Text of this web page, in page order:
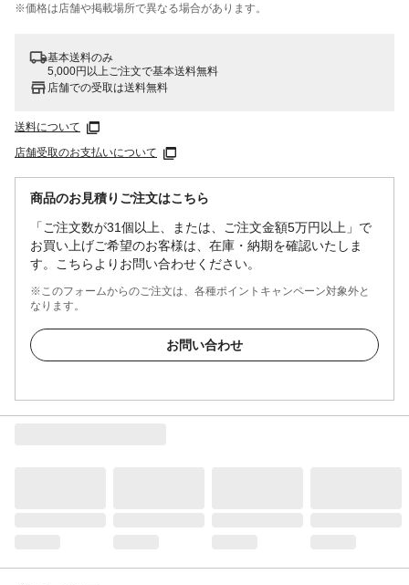
※価格は​店舗や​掲載場所で​異なる​場合が​あります。
基本送料のみ
5,000円以上ご注文で基本送料無料
店舗での受取は送料無料
送料について
店舗受取のお支払いについて
商品のお見積りご注文はこちら
「ご注文数が31個以上、または、ご注文金額5万円以上」で
お買い上げご希望のお客様は、在庫・納期を確認いたしま
す。こちらよりお問い合わせください。
※このフォームからのご注文は、各種ポイントキャンペーン対象外と
なります。
お問い合わせ